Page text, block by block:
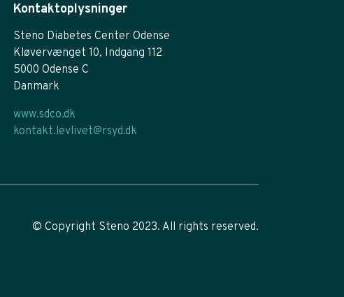
Kontaktoplysninger
Steno Diabetes Center Odense
Kløvervænget 10, Indgang 112
5000 Odense C
Danmark
www.sdco.dk
kontakt.levlivet@rsyd.dk
© Copyright Steno 2023. All rights reserved.